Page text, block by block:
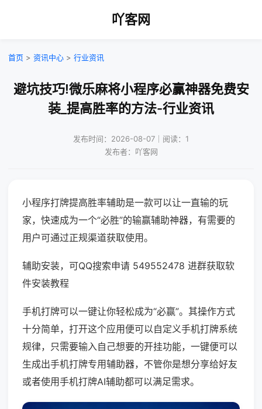
吖客网
首页 > 资讯中心 > 行业资讯
避坑技巧!微乐麻将小程序必赢神器免费安
装_提高胜率的方法-行业资讯
发布时间：2026-08-07｜阅读：1
发布者：吖客网
小程序打牌提高胜率辅助是一款可以让一直输的玩
家，快速成为一个“必胜”的输赢辅助神器，有需要的
用户可通过正规渠道获取使用。
辅助安装，可QQ搜索申请 549552478 进群获取软
件安装教程
手机打牌可以一键让你轻松成为“必赢”。其操作方式
十分简单，打开这个应用便可以自定义手机打牌系统
规律，只需要输入自己想要的开挂功能，一键便可以
生成出手机打牌专用辅助器，不管你是想分享给好友
或者使用手机打牌AI辅助都可以满足需求。